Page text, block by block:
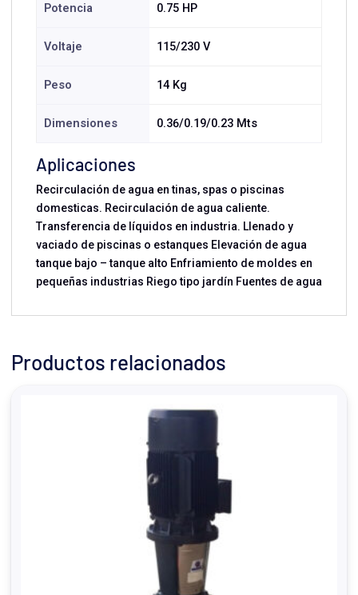
Potencia 0.75 HP
Voltaje 115/230 V
Peso 14 Kg
Dimensiones 0.36/0.19/0.23 Mts
Aplicaciones
Recirculación de agua en tinas, spas o piscinas
domesticas. Recirculación de agua caliente.
Transferencia de líquidos en industria. Llenado y
vaciado de piscinas o estanques Elevación de agua
tanque bajo – tanque alto Enfriamiento de moldes en
pequeñas industrias Riego tipo jardín Fuentes de agua
Productos relacionados